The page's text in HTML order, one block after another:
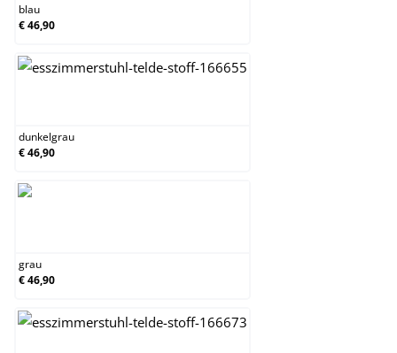
blau
€ 46,90
dunkelgrau
€ 46,90
grau
€ 46,90